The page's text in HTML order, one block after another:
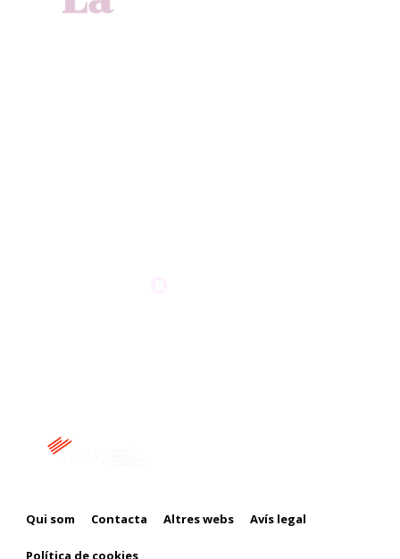
Qui som Contacta Altres webs Avís legal
Política de cookies